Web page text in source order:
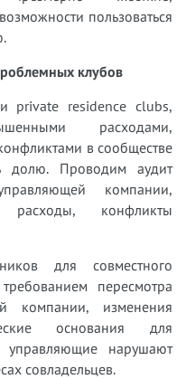
пользоваться
клубов
private residence clubs,
расходами,
в сообществе
долю. Проводим аудит
компании,
расходы, конфликты
для совместного
пересмотра
компании, изменения
основания для
управляющие нарушают
совладельцев.